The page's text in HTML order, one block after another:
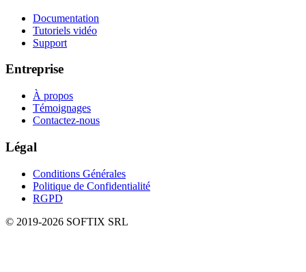
Documentation
Tutoriels vidéo
Support
Entreprise
À propos
Témoignages
Contactez-nous
Légal
Conditions Générales
Politique de Confidentialité
RGPD
© 2019-2026 SOFTIX SRL